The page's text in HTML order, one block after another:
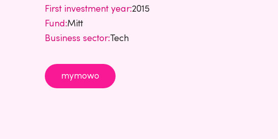
First investment year:2015
Fund:Mitt
Business sector:Tech
mymowo